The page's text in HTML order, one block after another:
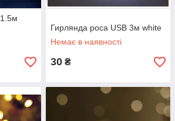
Гирлянда роса USB 3м white
Немає в наявності
30 ₴